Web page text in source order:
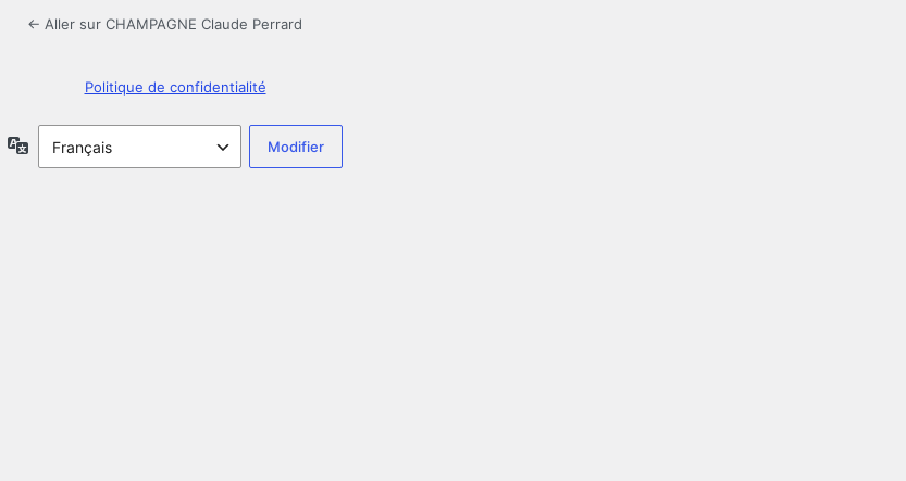
← Aller sur CHAMPAGNE Claude Perrard
Politique de confidentialité
Langue